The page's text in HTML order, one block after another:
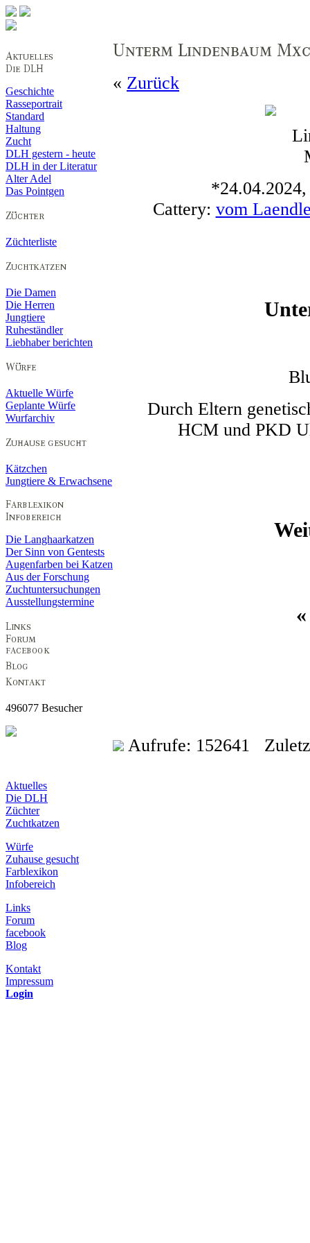
Geschichte
Rasseportrait
Standard
Haltung
Zucht
DLH gestern - heute
DLH in der Literatur
Alter Adel
Das Pointgen
Züchterliste
Die Damen
Die Herren
Jungtiere
Ruheständler
Liebhaber berichten
Aktuelle Würfe
Geplante Würfe
Wurfarchiv
Kätzchen
Jungtiere & Erwachsene
Die Langhaarkatzen
Der Sinn von Gentests
Augenfarben bei Katzen
Aus der Forschung
Zuchtuntersuchungen
Ausstellungstermine
496077 Besucher
« Zurück
Cattery: vom
Durch Eltern
HCM und PKD
Aufrufe: 152641
Aktuelles
Die DLH
Züchter
Zuchtkatzen
Würfe
Zuhause gesucht
Farblexikon
Infobereich
Links
Forum
facebook
Blog
Kontakt
Impressum
Login